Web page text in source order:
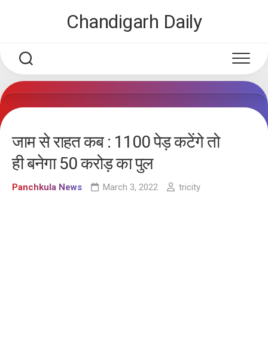
Chandigarh Daily
जाम से राहत कब : 1100 पेड़ कटेंगे तो
ही बनेगा 50 करोड़ का पुल
Panchkula News March 3, 2022 tricity